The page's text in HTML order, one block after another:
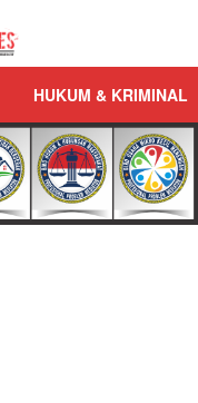
HUKUM & KRIMINAL